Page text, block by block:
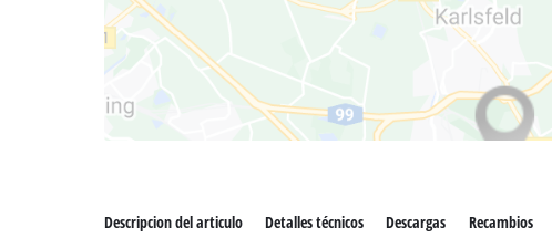
Descripcion del articulo Detalles técnicos Descargas Recambios